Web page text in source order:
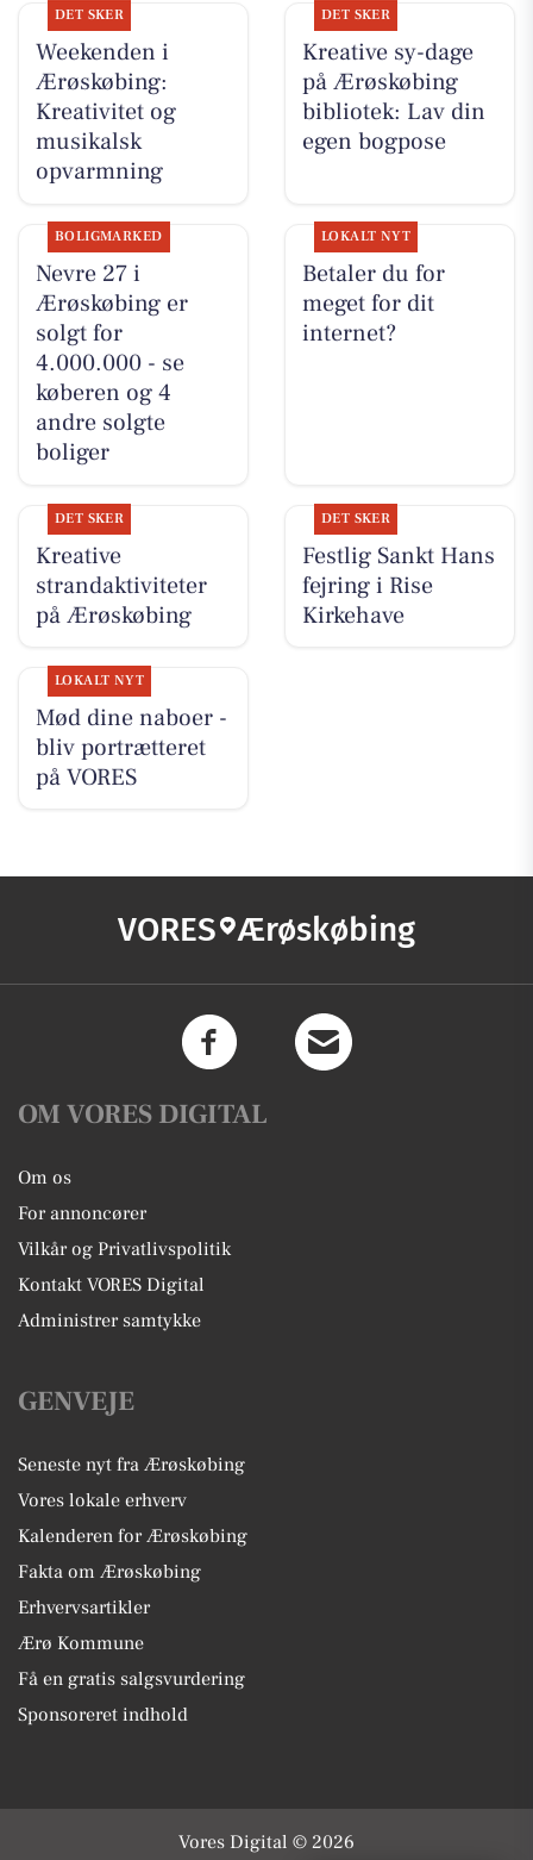
DET SKER
Weekenden i
Ærøskøbing:
Kreativitet og
musikalsk
opvarmning
DET SKER
Kreative sy-dage
på Ærøskøbing
bibliotek: Lav din
egen bogpose
BOLIGMARKED
Nevre 27 i
Ærøskøbing er
solgt for
4.000.000 - se
køberen og 4
andre solgte
boliger
LOKALT NYT
Betaler du for
meget for dit
internet?
DET SKER
Kreative
strandaktiviteter
på Ærøskøbing
DET SKER
Festlig Sankt Hans
fejring i Rise
Kirkehave
LOKALT NYT
Mød dine naboer -
bliv portrætteret
på VORES
VORES Ærøskøbing
OM VORES DIGITAL
Om os
For annoncører
Vilkår og Privatlivspolitik
Kontakt VORES Digital
Administrer samtykke
GENVEJE
Seneste nyt fra Ærøskøbing
Vores lokale erhverv
Kalenderen for Ærøskøbing
Fakta om Ærøskøbing
Erhvervsartikler
Ærø Kommune
Få en gratis salgsvurdering
Sponsoreret indhold
Vores Digital © 2026